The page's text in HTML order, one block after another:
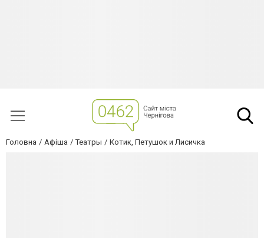
Головна Афіша Театры Котик, Петушок и Лисичка